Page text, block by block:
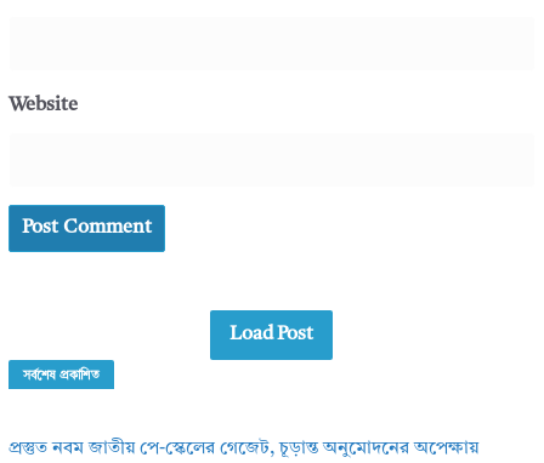
Website
Load Post
সর্বশেষ প্রকাশিত
প্রস্তুত নবম জাতীয় পে-স্কেলের গেজেট, চূড়ান্ত অনুমোদনের অপেক্ষায়